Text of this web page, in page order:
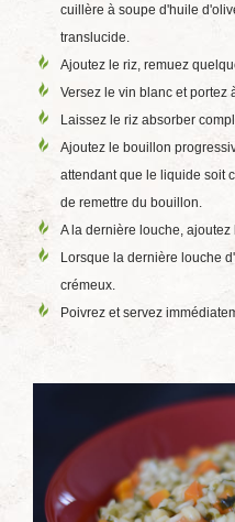
cuillère à soupe d'huile
translucide.
Ajoutez le riz, remuez
Versez le vin blanc et portez
Laissez le riz absorber
Ajoutez le bouillon
attendant que le liquide soit
de remettre du bouillon.
A la dernière louche, ajoutez
Lorsque la dernière louche
crémeux.
Poivrez et servez